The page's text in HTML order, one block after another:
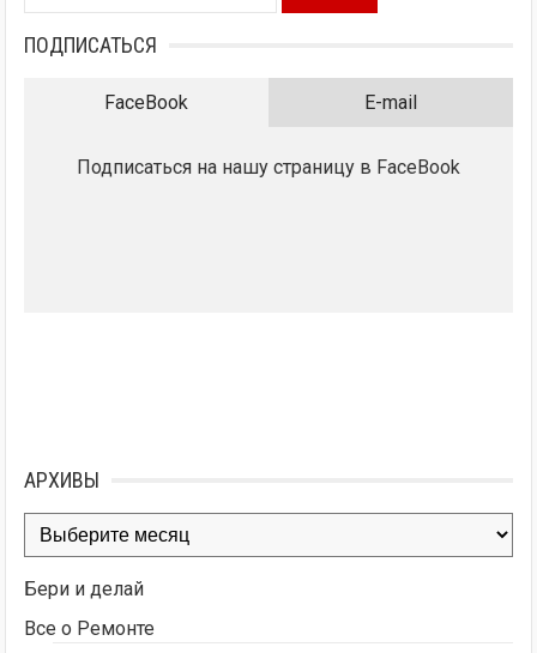
ПОДПИСАТЬСЯ
FaceBook E-mail
Подписаться на нашу страницу в FaceBook
АРХИВЫ
Архивы
Бери и делай
Все о Ремонте